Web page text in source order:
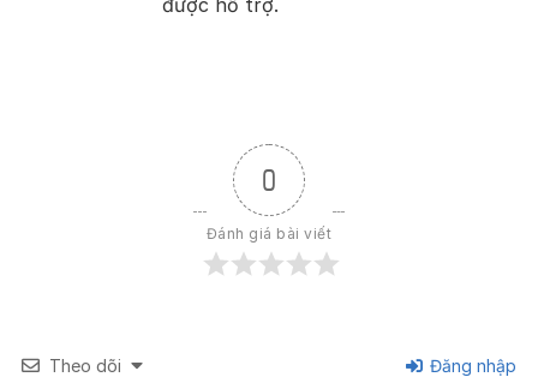
được hỗ trợ.
0
Đánh giá bài viết
Theo dõi Đăng nhập